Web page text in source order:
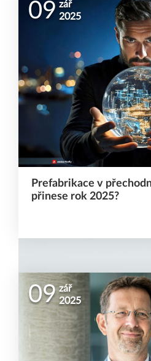
09 zář
2025
Prefabrikace v
přinese rok 2025?
09 zář
2025